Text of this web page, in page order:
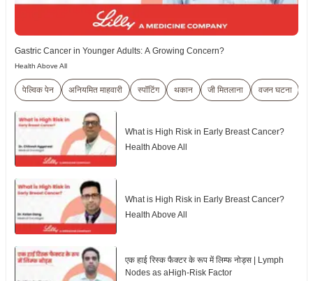
Gastric Cancer in Younger Adults: A Growing Concern?
Health Above All
पेल्विक पेन अनियमित माहवारी स्पॉटिंग थकान जी मितलाना वजन घटना
What is High Risk in Early Breast Cancer?
Health Above All
What is High Risk in Early Breast Cancer?
Health Above All
एक हाई रिस्क फैक्टर के रूप में लिम्फ नोड्स | Lymph
Nodes as aHigh-Risk Factor